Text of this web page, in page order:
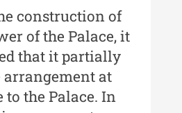
de Cercetare
Restaurare a
- 2021
de Cercetare
construction of
of the Palace, it
that it partially
arrangement at
the Palace. In